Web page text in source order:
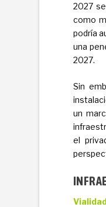
2027
como
podría
una
2027.
Sin
un
el